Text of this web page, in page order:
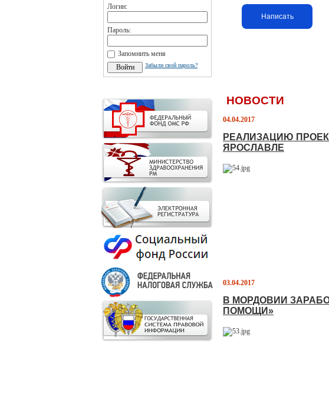
Логин:
Пароль:
Запомнить меня
Забыли свой пароль?
Написать
НОВОСТИ
04.04.2017
РЕАЛИЗАЦИЮ
ЯРОСЛАВЛЕ
03.04.2017
В МОРДОВИИ
ПОМОЩИ»